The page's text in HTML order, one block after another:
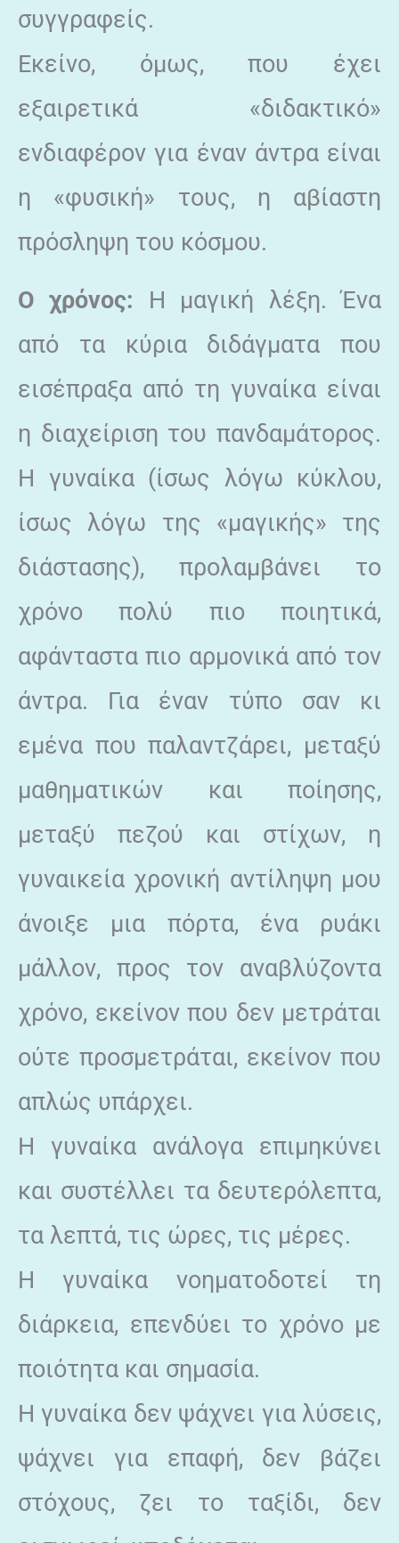
συγγραφείς.
Εκείνο, όμως, που έχει
εξαιρετικά «διδακτικό»
ενδιαφέρον για έναν άντρα είναι
η «φυσική» τους, η αβίαστη
πρόσληψη του κόσμου.
Ο χρόνος: Η μαγική λέξη. Ένα
από τα κύρια διδάγματα που
εισέπραξα από τη γυναίκα είναι
η διαχείριση του πανδαμάτορος.
Η γυναίκα (ίσως λόγω κύκλου,
ίσως λόγω της «μαγικής» της
διάστασης), προλαμβάνει το
χρόνο πολύ πιο ποιητικά,
αφάνταστα πιο αρμονικά από τον
άντρα. Για έναν τύπο σαν κι
εμένα που παλαντζάρει, μεταξύ
μαθηματικών και ποίησης,
μεταξύ πεζού και στίχων, η
γυναικεία χρονική αντίληψη μου
άνοιξε μια πόρτα, ένα ρυάκι
μάλλον, προς τον αναβλύζοντα
χρόνο, εκείνον που δεν μετράται
ούτε προσμετράται, εκείνον που
απλώς υπάρχει.
Η γυναίκα ανάλογα επιμηκύνει
και συστέλλει τα δευτερόλεπτα,
τα λεπτά, τις ώρες, τις μέρες.
Η γυναίκα νοηματοδοτεί τη
διάρκεια, επενδύει το χρόνο με
ποιότητα και σημασία.
Η γυναίκα δεν ψάχνει για λύσεις,
ψάχνει για επαφή, δεν βάζει
στόχους, ζει το ταξίδι, δεν